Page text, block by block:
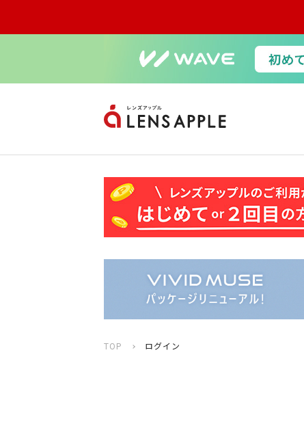
TOP ログイン